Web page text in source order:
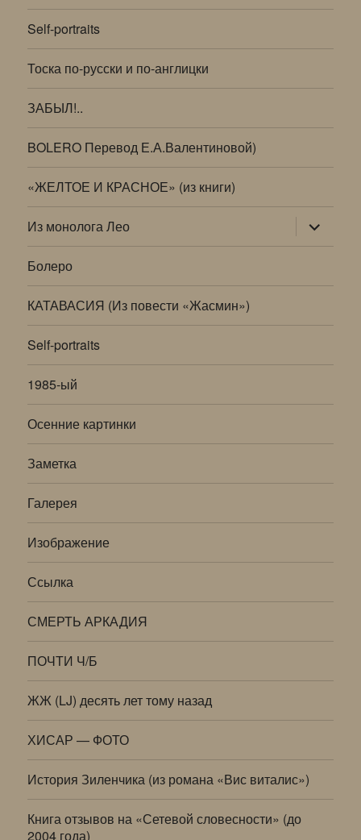
Self-portraits
Тоска по-русски и по-англицки
ЗАБЫЛ!..
BOLERO Перевод Е.А.Валентиновой)
«ЖЕЛТОЕ И КРАСНОЕ» (из книги)
Из монолога Лео раскрыть
дочернее
меню
Болеро
КАТАВАСИЯ (Из повести «Жасмин»)
Self-portraits
1985-ый
Осенние картинки
Заметка
Галерея
Изображение
Ссылка
СМЕРТЬ АРКАДИЯ
ПОЧТИ Ч/Б
ЖЖ (LJ) десять лет тому назад
ХИСАР — ФОТО
История Зиленчика (из романа «Вис виталис»)
Книга отзывов на «Сетевой словесности» (до
2004 года)